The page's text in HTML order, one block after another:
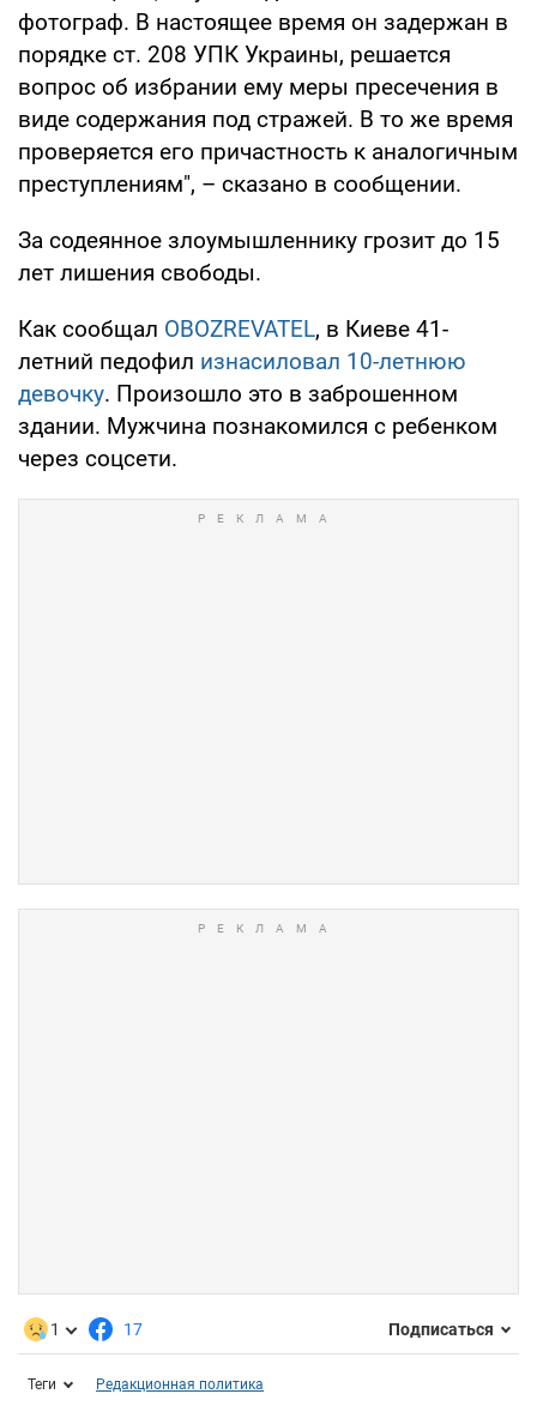
фотограф. В настоящее время он задержан в
порядке ст. 208 УПК Украины, решается
вопрос об избрании ему меры пресечения в
виде содержания под стражей. В то же время
проверяется его причастность к аналогичным
преступлениям", – сказано в сообщении.
За содеянное злоумышленнику грозит до 15
лет лишения свободы.
Как сообщал OBOZREVATEL, в Киеве 41-
летний педофил изнасиловал 10-летнюю
девочку. Произошло это в заброшенном
здании. Мужчина познакомился с ребенком
через соцсети.
1 17 Подписаться
Теги Редакционная политика